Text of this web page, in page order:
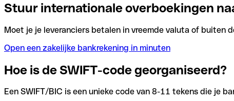
Stuur internationale overboekingen
Moet je je leveranciers betalen in vreemde valuta of buiten
Open een zakelijke bankrekening in minuten
Hoe is de SWIFT-code georganiseerd?
Een SWIFT/BIC is een unieke code van 8-11 tekens die je